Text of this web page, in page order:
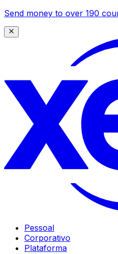
Send money to over 190
Pessoal
Corporativo
Plataforma